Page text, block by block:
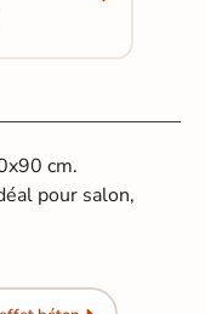
cm.
pour salon,